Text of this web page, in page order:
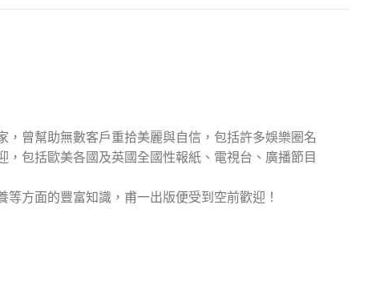
曾幫助無數客戶重拾美麗與自信，包括許多娛樂圈名
包括歐美各國及英國全國性報紙、電視台、廣播節目
方面的豐富知識，甫一出版便受到空前歡迎！